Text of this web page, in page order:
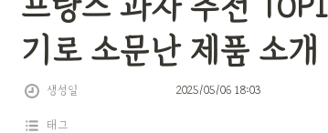
기로 소문난 제품 소개
생성일 2025/05/06 18:03
태그